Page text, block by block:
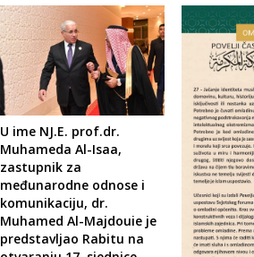
U ime NJ.E. prof.dr.
Muhameda Al-Isaa,
zastupnik za
međunarodne odnose i
komunikaciju, dr.
Muhamed Al-Majdouie je
predstavljao Rabitu na